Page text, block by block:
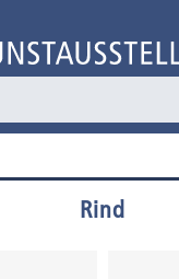
Rind